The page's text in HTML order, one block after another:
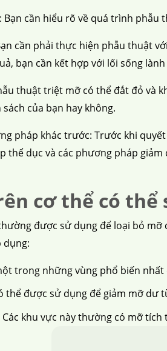
Bạn cần hiểu rõ về quá trình
cần phải thực hiện phẫu thuật
bạn cần kết hợp với lối sống
thuật triệt mỡ có thể đắt đỏ và
của bạn hay không.
pháp khác trước: Trước khi
thể dục và các phương pháp
cơ thể có thể
được sử dụng để loại bỏ
dụng:
trong những vùng phổ biến
thể được sử dụng để giảm mỡ dư
khu vực này thường có mỡ